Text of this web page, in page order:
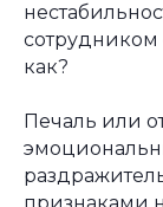
сотрудником
как?
Печаль или